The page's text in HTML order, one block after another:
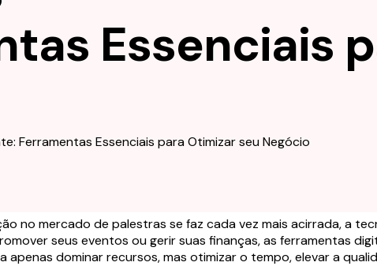
Essenciais
no mercado de palestras se faz cada vez mais acirrada, a
seus eventos ou gerir suas finanças, as ferramentas
apenas dominar recursos, mas otimizar o tempo, elevar a